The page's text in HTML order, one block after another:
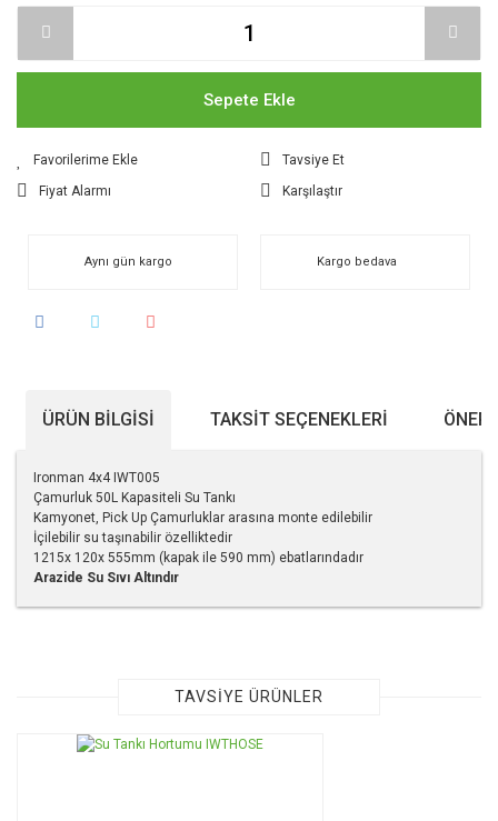
Sepete Ekle
Tavsiye Et
Fiyat Alarmı
Karşılaştır
Aynı gün kargo Kargo bedava
ÜRÜN BILGISI TAKSIT SEÇENEKLERI
Ironman 4x4 IWT005
Çamurluk 50L Kapasiteli Su Tankı
Kamyonet, Pick Up Çamurluklar arasına monte edilebilir
İçilebilir su taşınabilir özelliktedir
1215x 120x 555mm (kapak ile 590 mm) ebatlarındadır
Arazide Su Sıvı Altındır
Görüş ve önerileriniz için teşekkür ederiz.
Ürün resmi kalitesiz, bozuk veya görüntülenemiyor.
TAVSİYE ÜRÜNLER